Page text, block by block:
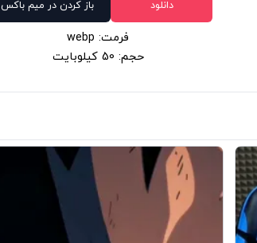
دانلود باز کردن در میم باکس
فرمت: webp
حجم: 50 کیلوبایت